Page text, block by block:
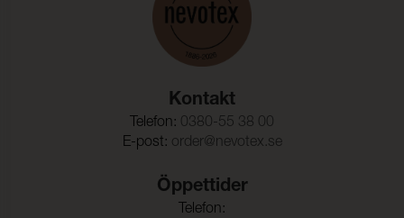
2,5 mm (ISO 13936-2)
Dragbrottsgräns Varp: 1900 N (ISO 13934-1)
800 N (ISO 13934-1)
80 N (ISO 13937-3)
50 N (ISO 13937-3)
Dimensionsändring Varp:
Kontakt
Telefon: 0380-55 38 00
E-post: order@nevotex.se
Öppettider
Telefon: